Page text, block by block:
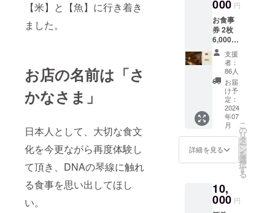
【米】と【魚】に行き着き
ました。
お店の名前は「さ
かなさま」
日本人として、大切な食文
化を今更ながら再度体験し
て頂き、DNAの琴線に触れ
る食事を思い出してほし
い。
禍のなかで
少しでも生
産者の声を
届ける活動
を続けてき
コロナ禍が
落ち着いた
暁には、現
在構想中の
生産者に会
いに行く
マッチング
生産者と消
費者をつな
す。
ていた
だきた
く、リ
ターン
特別枠
をご用
意いた
しまし
た。
6,000円
で、
6,000円
のお食
事券を2
枚＜実
いたし
ます。
是非ご
000 円
お食事
券 2枚
6,000円
のお食
事券を2
枚お送
りいた
しま
す。 ※
お食事
券の有
効期間
は2024
年12月
末まで
とさせ
だきま
す。
支援
者：
86人
お届
け予
定：
2024
年07
月
詳細を見る
こ
の
リ
タ
ー
ン
を
選
択
す
る
10,
000 円